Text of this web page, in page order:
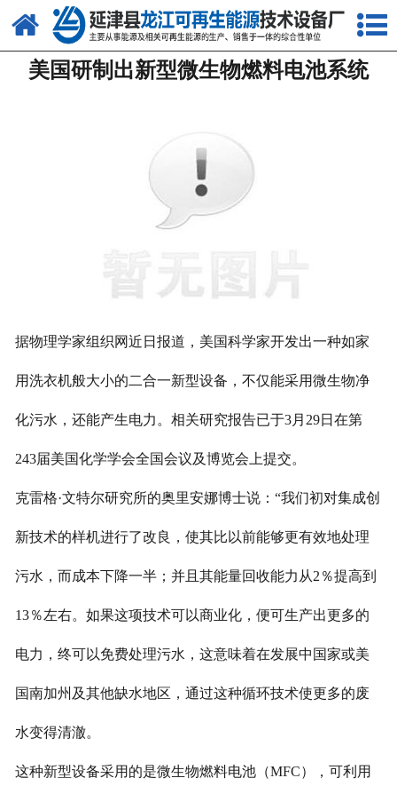
网站首页
关于我们
资质荣誉
联系我们
美国研制出新型微生物燃料电池系统
据物理学家组织网近日报道，美国科学家开发出一种如家
用洗衣机般大小的二合一新型设备，不仅能采用微生物净
化污水，还能产生电力。相关研究报告已于3月29日在第
243届美国化学学会全国会议及博览会上提交。
克雷格·文特尔研究所的奥里安娜博士说：“我们初对集成创
新技术的样机进行了改良，使其比以前能够更有效地处理
污水，而成本下降一半；并且其能量回收能力从2％提高到
13％左右。如果这项技术可以商业化，便可生产出更多的
电力，终可以免费处理污水，这意味着在发展中国家或美
国南加州及其他缺水地区，通过这种循环技术使更多的废
水变得清澈。
这种新型设备采用的是微生物燃料电池（MFC），可利用